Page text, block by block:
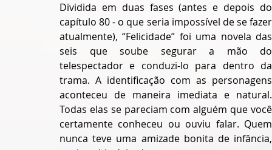
Dividida em duas fases (antes e depois do
capítulo 80 - o que seria impossível de se fazer
atualmente), “Felicidade” foi uma novela das
seis que soube segurar a mão do
telespectador e conduzi-lo para dentro da
trama. A identificação com as personagens
aconteceu de maneira imediata e natural.
Todas elas se pareciam com alguém que você
certamente conheceu ou ouviu falar. Quem
nunca teve uma amizade bonita de infância,